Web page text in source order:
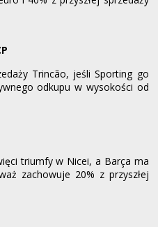
Trincão, jeśli Sporting go
odkupu w wysokości od
triumfy w Nicei, a Barça ma
zachowuje 20% z przyszłej